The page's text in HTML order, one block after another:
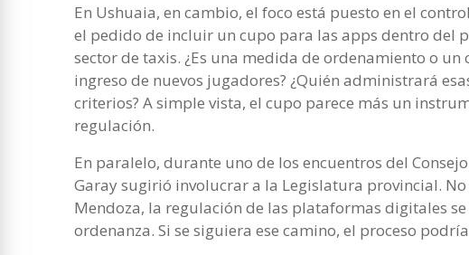
En Ushuaia, en cambio, el foco está puesto en el
el pedido de incluir un cupo para las apps dentro del
sector de taxis. ¿Es una medida de ordenamiento o
ingreso de nuevos jugadores? ¿Quién administrará
criterios? A simple vista, el cupo parece más un
regulación.
En paralelo, durante uno de los encuentros del
Garay sugirió involucrar a la Legislatura provincial. No
Mendoza, la regulación de las plataformas digitales
ordenanza. Si se siguiera ese camino, el proceso